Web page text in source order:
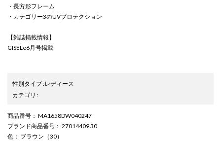
・長方形フレーム
・カテゴリー3のUVプロテクション
【雑誌掲載情報】
GISELe6月号掲載
性別タイプ:レディース
カテゴリ :
商品番号 ： MA1658DW040247
ブランド商品番号 ： 27014409 30
色 ： ブラウン（30）